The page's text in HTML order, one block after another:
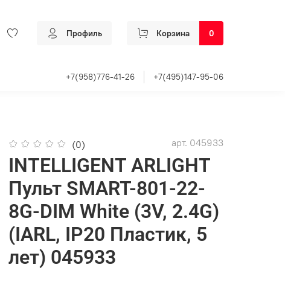
Профиль Корзина 0
+7(958)776-41-26 +7(495)147-95-06
(0) арт. 045933
INTELLIGENT ARLIGHT
Пульт SMART-801-22-
8G-DIM White (3V, 2.4G)
(IARL, IP20 Пластик, 5
лет) 045933